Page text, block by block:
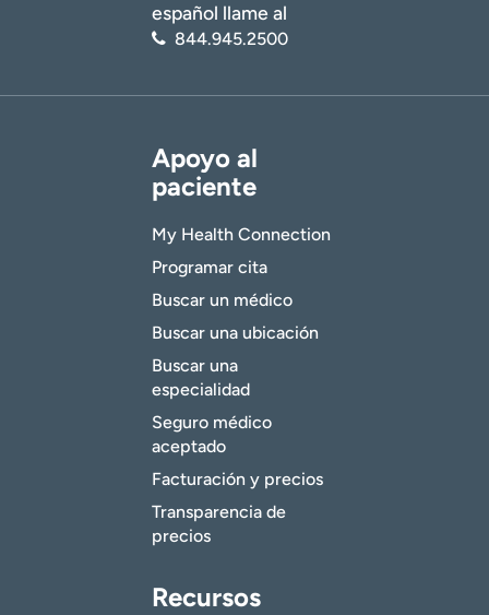
español llame al
844.945.2500
Apoyo al
paciente
My Health Connection
Programar cita
Buscar un médico
Buscar una ubicación
Buscar una
especialidad
Seguro médico
aceptado
Facturación y precios
Transparencia de
precios
Recursos